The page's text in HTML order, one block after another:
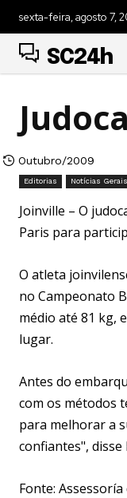
sexta-feira, agosto 7,
SC24h
Outubro/2009
Editorias Notícias Gerais
Joinville – O
Paris para
O atleta
no Campeonato
médio até 81 kg,
lugar.
Antes do
com os métodos
para melhorar a
confiantes", disse
Fonte: